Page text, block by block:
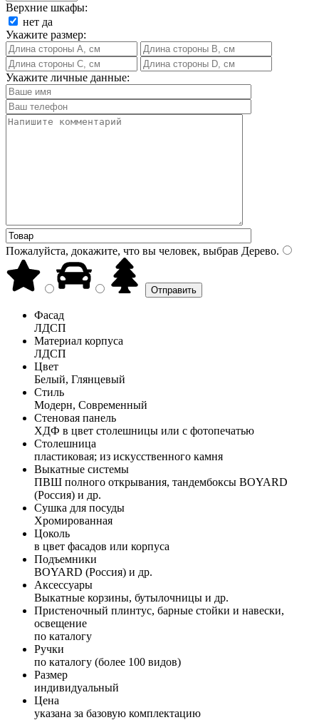
Верхние шкафы:
нет да
Укажите размер:
Укажите личные данные:
Пожалуйста, докажите, что вы человек, выбрав Дерево.
Фасад
ЛДСП
Материал корпуса
ЛДСП
Цвет
Белый, Глянцевый
Стиль
Модерн, Современный
Стеновая панель
ХДФ в цвет столешницы или с фотопечатью
Столешница
пластиковая; из искусственного камня
Выкатные системы
ПВШ полного открывания, тандембоксы BOYARD
(Россия) и др.
Сушка для посуды
Хромированная
Цоколь
в цвет фасадов или корпуса
Подъемники
BOYARD (Россия) и др.
Аксессуары
Выкатные корзины, бутылочницы и др.
Пристеночный плинтус, барные стойки и навески,
освещение
по каталогу
Ручки
по каталогу (более 100 видов)
Размер
индивидуальный
Цена
указана за базовую комплектацию